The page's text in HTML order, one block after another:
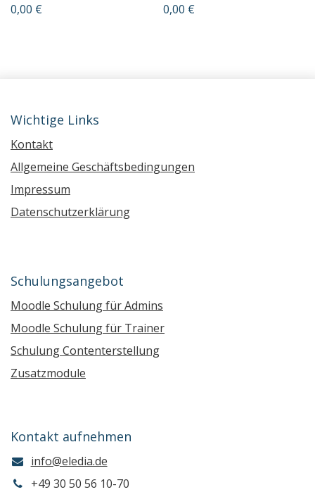
0,00 €
0,00 €
Wichtige Links
Kontakt
Allgemeine Geschäftsbedingungen
Impressum
Datenschutzerklärung
Schulungsangebot
Moodle Schulung für Admins
Moodle Schulung für Trainer
Schulung Contenterstellung
Zusatzmodule
Kontakt aufnehmen
info@eledia.de
+49 30 50 56 10-70